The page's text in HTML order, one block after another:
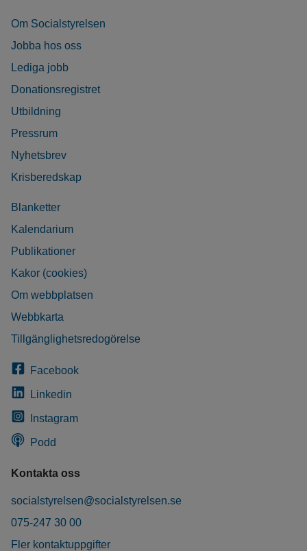
Om Socialstyrelsen
Jobba hos oss
Lediga jobb
Donationsregistret
Utbildning
Pressrum
Nyhetsbrev
Krisberedskap
Blanketter
Kalendarium
Publikationer
Kakor (cookies)
Om webbplatsen
Webbkarta
Tillgänglighetsredogörelse
Facebook
Linkedin
Instagram
Podd
Kontakta oss
socialstyrelsen@socialstyrelsen.se
075-247 30 00
Fler kontaktuppgifter